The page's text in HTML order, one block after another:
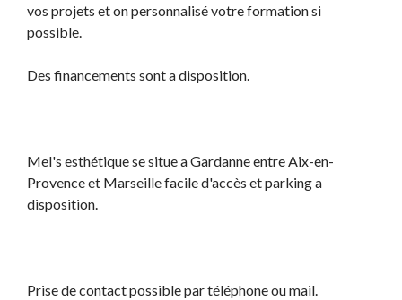
vos projets et on personnalisé votre formation si
possible.
Des financements sont a disposition.
Mel's esthétique se situe a Gardanne entre Aix-en-
Provence et Marseille facile d'accès et parking a
disposition.
Prise de contact possible par téléphone ou mail.